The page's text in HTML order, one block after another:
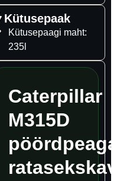
Kütusepaak
Kütusepaagi maht:
235l
Caterpillar
M315D